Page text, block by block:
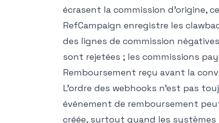
écrasent la commission d'origine,
RefCampaign enregistre les
des lignes de commission
sont rejetées ; les commissions
Remboursement reçu avant la
L'ordre des webhooks n'est pas
événement de remboursement
créée, surtout quand les